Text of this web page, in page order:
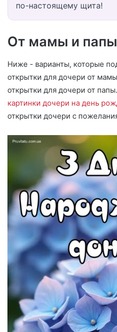
по-настоящему щита!
От мамы и папы
Ниже - варианты, которые
открытки для дочери от
открытки для дочери от
картинки дочери на день
открытки дочери с